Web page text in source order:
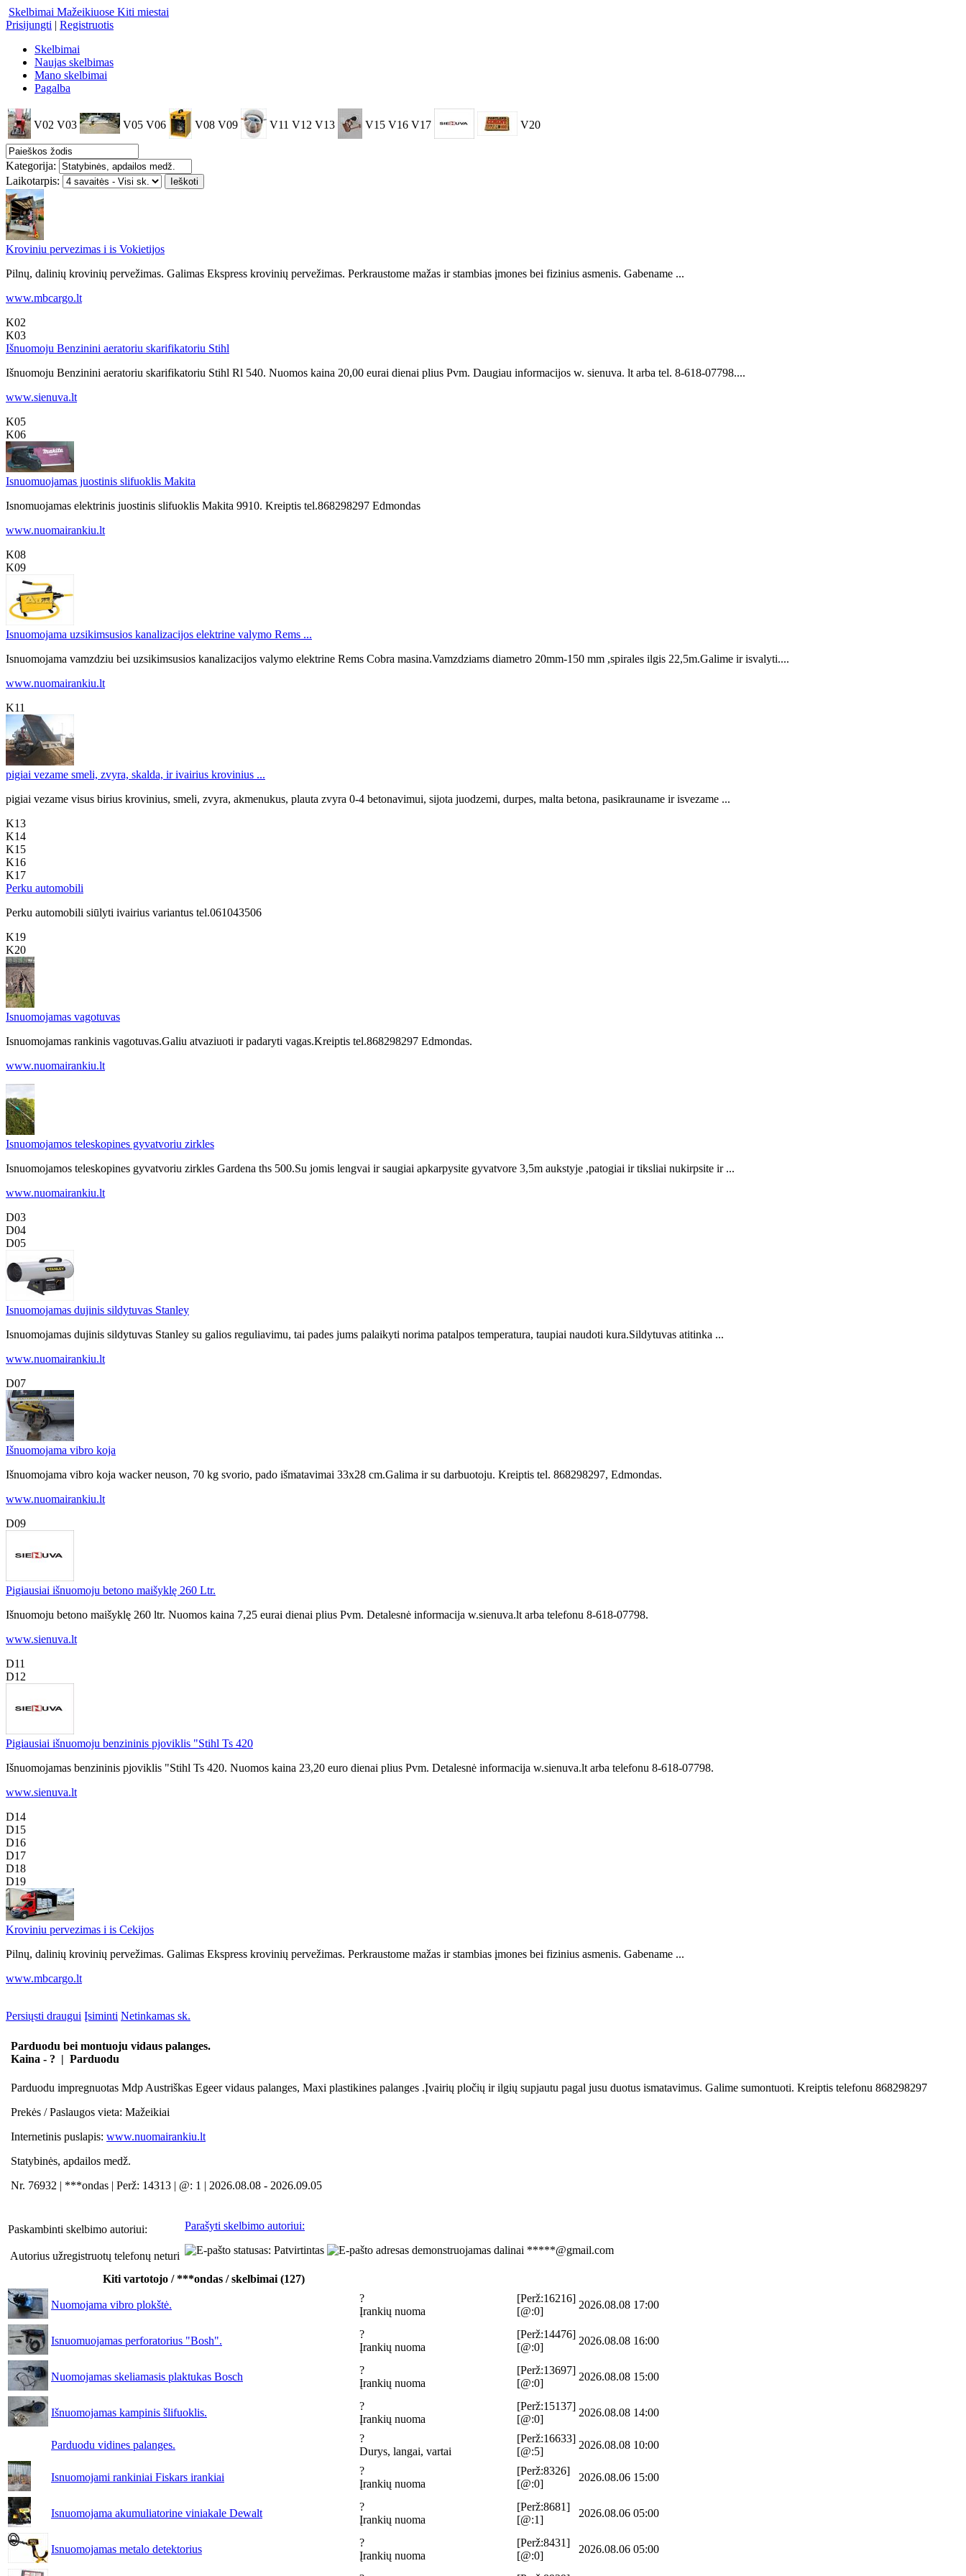
Skelbimai Mažeikiuose Kiti miestai
Prisijungti | Registruotis
Skelbimai
Naujas skelbimas
Mano skelbimai
Pagalba
V02 V03 V05 V06 V08 V09 V11 V12 V13 V15 V16 V17 V20
Kategorija:
Laikotarpis:
Kroviniu pervezimas i is Vokietijos
Pilnų, dalinių krovinių pervežimas. Galimas Ekspress krovinių pervežimas. Perkraustome mažas ir stambias įmones bei fizinius asmenis. Gabename ...
www.mbcargo.lt
K02
K03
Išnuomoju Benzinini aeratoriu skarifikatoriu Stihl
Išnuomoju Benzinini aeratoriu skarifikatoriu Stihl Rl 540. Nuomos kaina 20,00 eurai dienai plius Pvm. Daugiau informacijos w. sienuva. lt arba tel. 8-618-07798....
www.sienuva.lt
K05
K06
Isnuomuojamas juostinis slifuoklis Makita
Isnomuojamas elektrinis juostinis slifuoklis Makita 9910. Kreiptis tel.868298297 Edmondas
www.nuomairankiu.lt
K08
K09
Isnuomojama uzsikimsusios kanalizacijos elektrine valymo Rems ...
Isnuomojama vamzdziu bei uzsikimsusios kanalizacijos valymo elektrine Rems Cobra masina.Vamzdziams diametro 20mm-150 mm ,spirales ilgis 22,5m.Galime ir isvalyti....
www.nuomairankiu.lt
K11
pigiai vezame smeli, zvyra, skalda, ir ivairius krovinius ...
pigiai vezame visus birius krovinius, smeli, zvyra, akmenukus, plauta zvyra 0-4 betonavimui, sijota juodzemi, durpes, malta betona, pasikrauname ir isvezame ...
K13
K14
K15
K16
K17
Perku automobili
Perku automobili siūlyti ivairius variantus tel.061043506
K19
K20
Isnuomojamas vagotuvas
Isnuomojamas rankinis vagotuvas.Galiu atvaziuoti ir padaryti vagas.Kreiptis tel.868298297 Edmondas.
www.nuomairankiu.lt
Isnuomojamos teleskopines gyvatvoriu zirkles
Isnuomojamos teleskopines gyvatvoriu zirkles Gardena ths 500.Su jomis lengvai ir saugiai apkarpysite gyvatvore 3,5m aukstyje ,patogiai ir tiksliai nukirpsite ir ...
www.nuomairankiu.lt
D03
D04
D05
Isnuomojamas dujinis sildytuvas Stanley
Isnuomojamas dujinis sildytuvas Stanley su galios reguliavimu, tai pades jums palaikyti norima patalpos temperatura, taupiai naudoti kura.Sildytuvas atitinka ...
www.nuomairankiu.lt
D07
Išnuomojama vibro koja
Išnuomojama vibro koja wacker neuson, 70 kg svorio, pado išmatavimai 33x28 cm.Galima ir su darbuotoju. Kreiptis tel. 868298297, Edmondas.
www.nuomairankiu.lt
D09
Pigiausiai išnuomoju betono maišyklę 260 Ltr.
Išnuomoju betono maišyklę 260 ltr. Nuomos kaina 7,25 eurai dienai plius Pvm. Detalesnė informacija w.sienuva.lt arba telefonu 8-618-07798.
www.sienuva.lt
D11
D12
Pigiausiai išnuomoju benzininis pjoviklis "Stihl Ts 420
Išnuomojamas benzininis pjoviklis "Stihl Ts 420. Nuomos kaina 23,20 euro dienai plius Pvm. Detalesnė informacija w.sienuva.lt arba telefonu 8-618-07798.
www.sienuva.lt
D14
D15
D16
D17
D18
D19
Kroviniu pervezimas i is Cekijos
Pilnų, dalinių krovinių pervežimas. Galimas Ekspress krovinių pervežimas. Perkraustome mažas ir stambias įmones bei fizinius asmenis. Gabename ...
www.mbcargo.lt
Persiųsti draugui Įsiminti Netinkamas sk.
Parduodu bei montuoju vidaus palanges.
Kaina - ? | Parduodu
Parduodu impregnuotas Mdp Austriškas Egeer vidaus palanges, Maxi plastikines palanges .Įvairių pločių ir ilgių supjautu pagal jusu duotus ismatavimus. Galime sumontuoti. Kreiptis telefonu 868298297
Prekės / Paslaugos vieta: Mažeikiai
Internetinis puslapis: www.nuomairankiu.lt
Statybinės, apdailos medž.
Nr. 76932 | ***ondas | Perž: 14313 | @: 1 | 2026.08.08 - 2026.09.05
Paskambinti skelbimo autoriui:
Autorius užregistruotų telefonų neturi
Parašyti skelbimo autoriui:
*****@gmail.com
Kiti vartotojo / ***ondas / skelbimai (127)
Nuomojama vibro plokštė.
?
Įrankių nuoma
[Perž:16216]
[@:0]
2026.08.08 17:00
Isnuomuojamas perforatorius "Bosh".
?
Įrankių nuoma
[Perž:14476]
[@:0]
2026.08.08 16:00
Nuomojamas skeliamasis plaktukas Bosch
?
Įrankių nuoma
[Perž:13697]
[@:0]
2026.08.08 15:00
Išnuomojamas kampinis šlifuoklis.
?
Įrankių nuoma
[Perž:15137]
[@:0]
2026.08.08 14:00
Parduodu vidines palanges.
?
Durys, langai, vartai
[Perž:16633]
[@:5]
2026.08.08 10:00
Isnuomojami rankiniai Fiskars irankiai
?
Įrankių nuoma
[Perž:8326]
[@:0]
2026.08.06 15:00
Isnuomojama akumuliatorine viniakale Dewalt
?
Įrankių nuoma
[Perž:8681]
[@:1]
2026.08.06 05:00
Isnuomojamas metalo detektorius
?
Įrankių nuoma
[Perž:8431]
[@:0]
2026.08.06 05:00